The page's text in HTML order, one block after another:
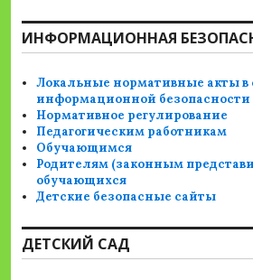
ИНФОРМАЦИОННАЯ
Локальные нормативные акты в
информационной
Нормативное регулирование
Педагогическим работникам
Обучающимся
Родителям (законным
обучающихся
Детские безопасные сайты
ДЕТСКИЙ САД